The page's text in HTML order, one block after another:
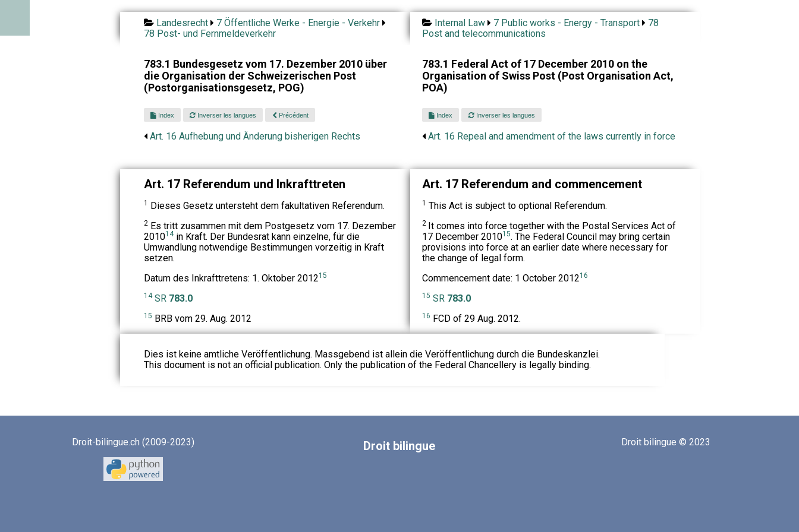
Landesrecht
7 Öffentliche Werke - Energie - Verkehr
78 Post- und Fernmeldeverkehr
Internal Law 7 Public works - Energy - Transport
78
Post and telecommunications
783.1 Bundesgesetz vom 17. Dezember 2010 über
die Organisation der Schweizerischen Post
(Postorganisationsgesetz, POG)
783.1 Federal Act of 17 December 2010 on the
Organisation of Swiss Post (Post Organisation Act,
POA)
Index Inverser les langues Précédent
Art. 16 Aufhebung und Änderung bisherigen Rechts
Index Inverser les langues
Art. 16 Repeal and amendment of the laws currently in force
Art. 17 Referendum und Inkrafttreten
1 Dieses Gesetz untersteht dem fakultativen Referendum.
2Es tritt zusammen mit dem Postgesetz vom 17. Dezember
201014in Kraft. Der Bundesrat kann einzelne, für die
Umwandlung notwendige Bestimmungen vorzeitig in Kraft
setzen.
Datum des Inkrafttretens: 1. Oktober 201215
14 SR 783.0
15 BRB vom 29. Aug. 2012
Art. 17 Referendum and commencement
1 This Act is subject to optional Referendum.
2 It comes into force together with the Postal Services Act of
17 December 201015. The Federal Council may bring certain
provisions into force at an earlier date where necessary for
the change of legal form.
Commencement date: 1 October 201216
15 SR 783.0
16 FCD of 29 Aug. 2012.
Dies ist keine amtliche Veröffentlichung. Massgebend ist allein die Veröffentlichung durch die Bundeskanzlei.
This document is not an official publication. Only the publication of the Federal Chancellery is legally binding.
Droit-bilingue.ch (2009-2023) Droit bilingue Droit bilingue © 2023